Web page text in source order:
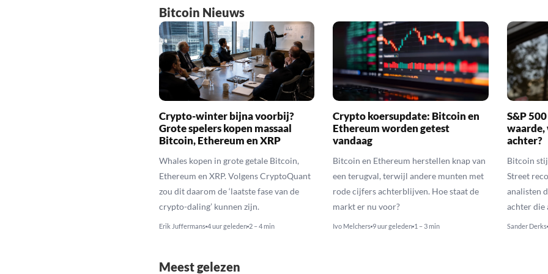
Bitcoin Nieuws
Crypto-winter bijna voorbij?
Grote spelers kopen massaal
Bitcoin, Ethereum en XRP
Whales kopen in grote getale Bitcoin,
Ethereum en XRP. Volgens CryptoQuant
zou dit daarom de ‘laatste fase van de
crypto-daling’ kunnen zijn.
Erik Juffermans 4 uur geleden 2 – 4 min
Crypto koersupdate: Bitcoin en
Ethereum worden getest
vandaag
Bitcoin en Ethereum herstellen knap van
een terugval, terwijl andere munten met
rode cijfers achterblijven. Hoe staat de
markt er nu voor?
Ivo Melchers 9 uur geleden 1 – 3 min
S&P
achter?
Bitcoin
Street
analisten
achter die
Sander Derks
Meest gelezen